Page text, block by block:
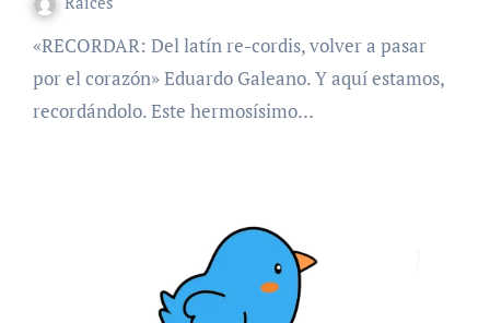
«RECORDAR: Del latín re-cordis, volver a pasar
por el corazón» Eduardo Galeano. Y aquí estamos,
recordándolo. Este hermosísimo…